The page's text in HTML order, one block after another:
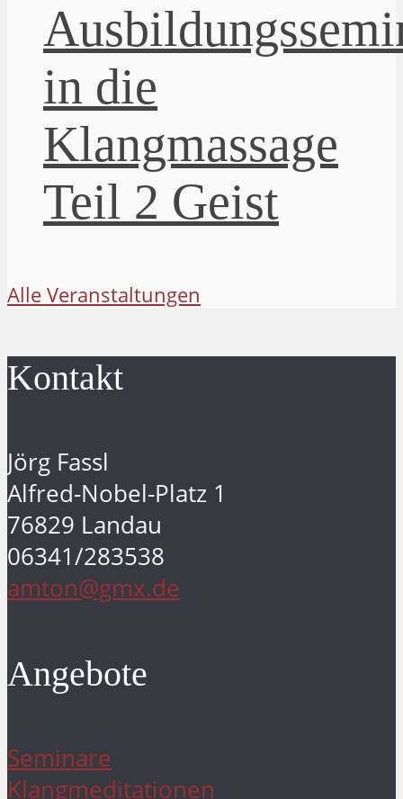
in die
Klangmassage
Teil 2 Geist
Alle Veranstaltungen
Kontakt
Jörg Fassl
Alfred-Nobel-Platz 1
76829 Landau
06341/283538
amton@gmx.de
Angebote
Seminare
Klangmeditationen